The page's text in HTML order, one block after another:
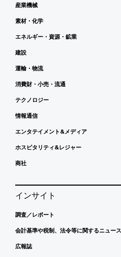
産業機械
素材・化学
エネルギー・資源・鉱業
建設
運輸・物流
消費財・小売・流通
テクノロジー
情報通信
エンタテイメント&メディア
ホスピタリティ&レジャー
商社
インサイト
調査／レポート
会計基準や税制、法令等に関するニュース
広報誌